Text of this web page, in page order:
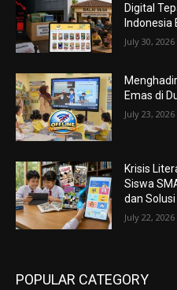
Digital
Indonesia
July 30, 2026
Emas di
July 23, 2026
Krisis
Siswa
dan
July 22, 2026
POPULAR CATEGORY